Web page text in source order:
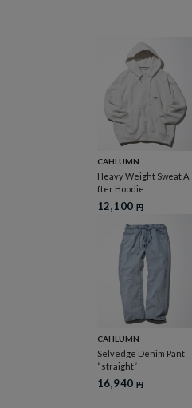
CAHLUMN
Heavy Weight Sweat A
fter Hoodie
12,100 円
CAHLUMN
Selvedge Denim Pant
“straight”
16,940 円